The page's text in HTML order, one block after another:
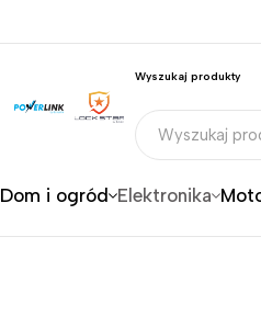
Wyszukaj produkty
Dom i ogród Elektronika